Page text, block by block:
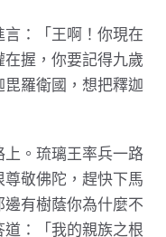
：「王啊！你現在
握，你要記得九歲
羅衛國，想把釋迦
。琉璃王率兵一路
敬佛陀，趕快下馬
有樹蔭你為什麼不
：「我的親族之根